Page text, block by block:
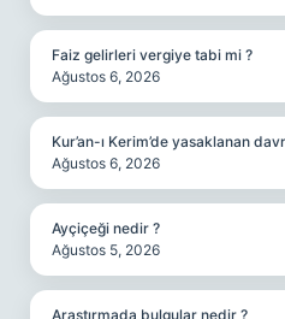
Faiz gelirleri vergiye tabi mi ?
Ağustos 6, 2026
Kur’an-ı Kerim’de yasaklanan
Ağustos 6, 2026
Ayçiçeği nedir ?
Ağustos 5, 2026
Araştırmada bulgular nedir ?